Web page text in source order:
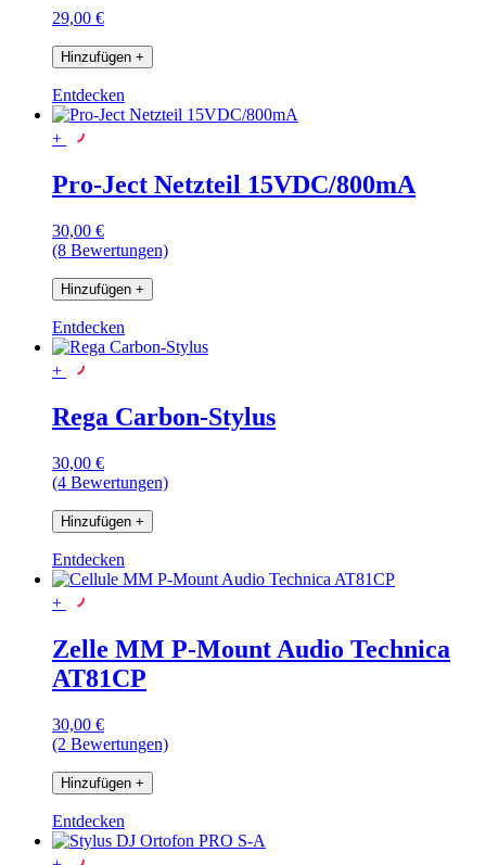
29,00 €
Hinzufügen +
Entdecken
+
Pro-Ject Netzteil 15VDC/800mA
30,00 €
(8 Bewertungen)
Hinzufügen +
Entdecken
+
Rega Carbon-Stylus
30,00 €
(4 Bewertungen)
Hinzufügen +
Entdecken
+
Zelle MM P-Mount Audio Technica
AT81CP
30,00 €
(2 Bewertungen)
Hinzufügen +
Entdecken